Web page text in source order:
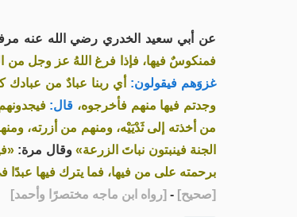
عن أبي سعيد الخدري رضي الله عنه
فمنكوسٌ فيها، فإذا فرغ اللهُ عز وجل من
غزوَهم فيقولون: أي ربنا عبادٌ من عبادك
وجدتم فيها منهم فأخرجوه، قال:
من أخذته إلى ثَدْيَيْه، ومنهم من أزرته،
الجنة فينبتون نباتَ الزرعة» وقال مرة:
برحمته على من فيها، فما يترك فيها عبدًا
[صحيح]
-
[رواه ابن ماجه مختصرًا وأحمد]